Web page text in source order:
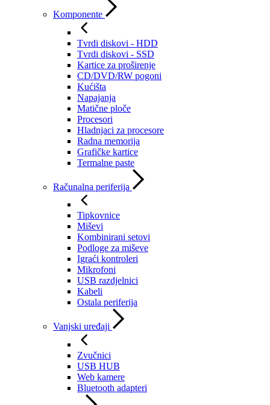
Komponente
Tvrdi diskovi - HDD
Tvrdi diskovi - SSD
Kartice za proširenje
CD/DVD/RW pogoni
Kućišta
Napajanja
Matične ploče
Procesori
Hladnjaci za procesore
Radna memorija
Grafičke kartice
Termalne paste
Računalna periferija
Tipkovnice
Miševi
Kombinirani setovi
Podloge za miševe
Igraći kontroleri
Mikrofoni
USB razdjelnici
Kabeli
Ostala periferija
Vanjski uređaji
Zvučnici
USB HUB
Web kamere
Bluetooth adapteri